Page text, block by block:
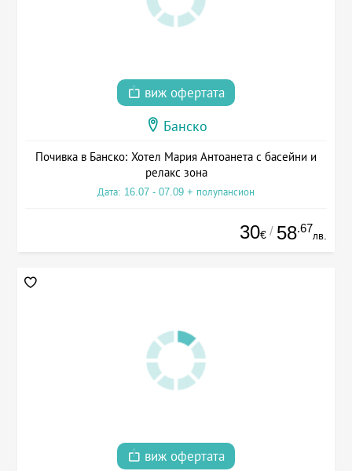
виж офертата
Банско
Почивка в Банско: Хотел Мария Антоанета с басейни и
релакс зона
Дата: 16.07 - 07.09 + полупансион
30€ / 58.67
лв.
виж офертата